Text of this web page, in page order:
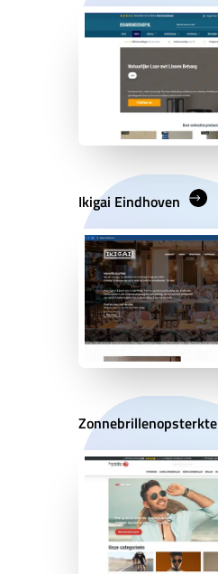
Ikigai Eindhoven
Zonnebrillenopsterkte